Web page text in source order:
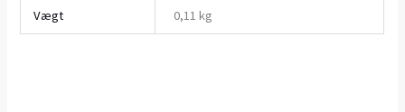
Vægt 0,11 kg